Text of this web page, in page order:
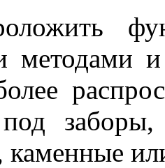
методами